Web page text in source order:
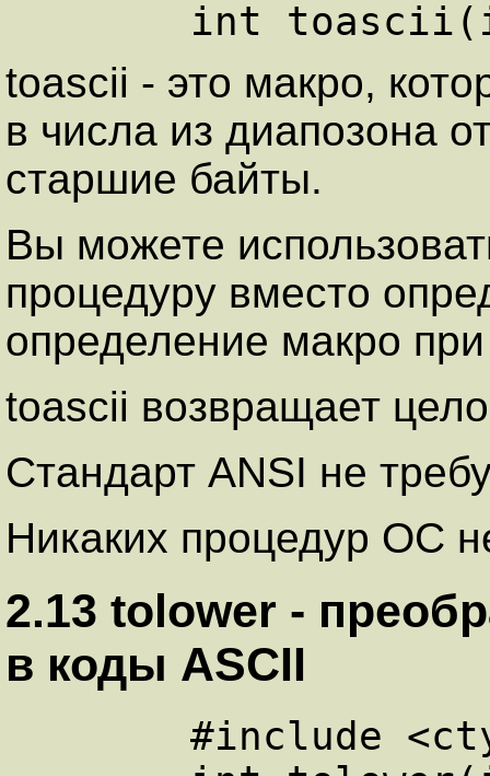
toascii - это макро,
в числа из диапозона
старшие байты.
Вы можете
процедуру вместо
определение макро
toascii возвращает
Стандарт ANSI не
Никаких процедур ОС
2.13 tolower -
в коды ASCII